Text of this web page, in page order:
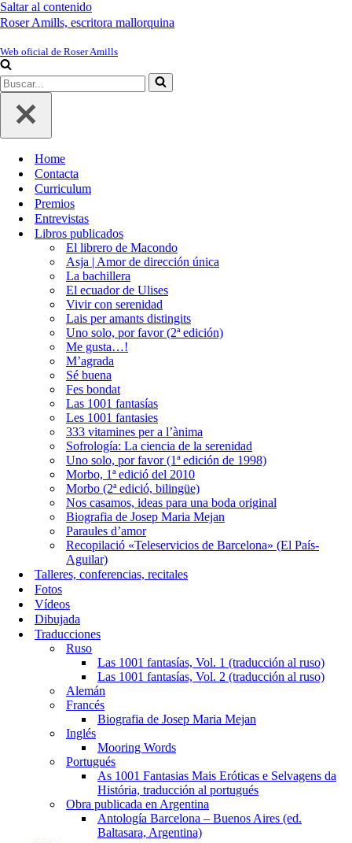
Saltar al contenido
Roser Amills, escritora mallorquina
Web oficial de Roser Amills
Buscar...
Home
Contacta
Curriculum
Premios
Entrevistas
Libros publicados
El librero de Macondo
Asja | Amor de dirección única
La bachillera
El ecuador de Ulises
Vivir con serenidad
Lais per amants distingits
Uno solo, por favor (2ª edición)
Me gusta…!
M’agrada
Sé buena
Fes bondat
Las 1001 fantasías
Les 1001 fantasies
333 vitamines per a l’ànima
Sofrología: La ciencia de la serenidad
Uno solo, por favor (1ª edición de 1998)
Morbo, 1ª edició del 2010
Morbo (2ª edició, bilingüe)
Nos casamos, ideas para una boda original
Biografia de Josep Maria Mejan
Paraules d’amor
Recopilació «Teleservicios de Barcelona» (El País-
Aguilar)
Talleres, conferencias, recitales
Fotos
Vídeos
Dibujada
Traducciones
Ruso
Las 1001 fantasías, Vol. 1 (traducción al ruso)
Las 1001 fantasías, Vol. 2 (traducción al ruso)
Alemán
Francés
Biografia de Josep Maria Mejan
Inglés
Mooring Words
Portugués
As 1001 Fantasias Mais Eróticas e Selvagens da
História, traducción al portugués
Obra publicada en Argentina
Antología Barcelona – Buenos Aires (ed.
Baltasara, Argentina)